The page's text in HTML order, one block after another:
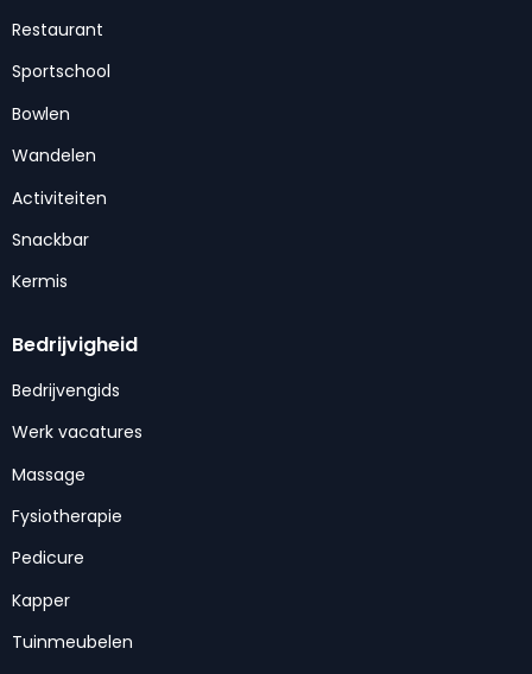
Restaurant
Sportschool
Bowlen
Wandelen
Activiteiten
Snackbar
Kermis
Bedrijvigheid
Bedrijvengids
Werk vacatures
Massage
Fysiotherapie
Pedicure
Kapper
Tuinmeubelen